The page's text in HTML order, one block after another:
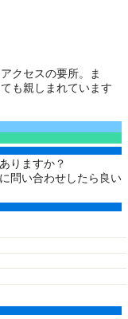
クセスの要所。ま
も親しまれています
りますか？
問い合わせしたら良い